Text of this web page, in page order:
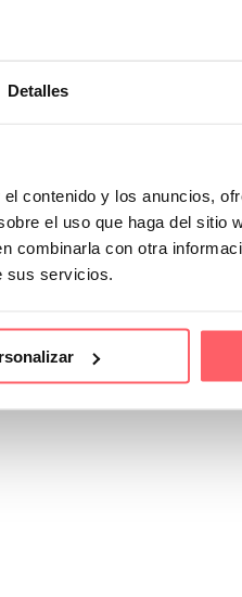
Detalles
contenido y los anuncios,
el uso que haga del sitio
combinarla con otra
sus servicios.